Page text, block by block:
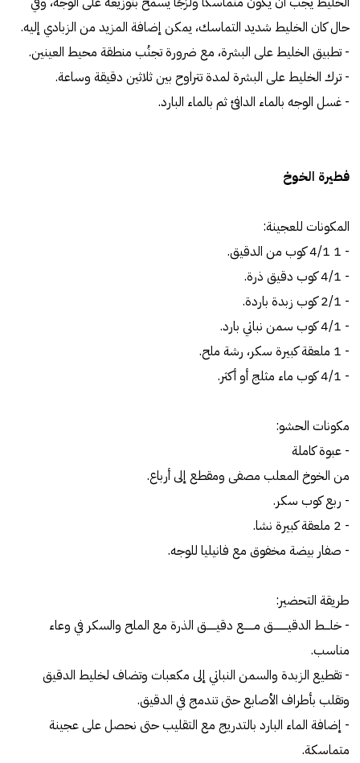
حال كان الخليط شديد التماسك، يمكن إضافة المزيد من الزبادي إليه.
- تطبيق الخليط على البشرة، مع ضرورة تجنُب منطقة محيط العينين.
- ترك الخليط على البشرة لمدة تتراوح بين ثلاثين دقيقة وساعة.
- غسل الوجه بالماء الدافئ ثم بالماء البارد.
فطيرة الخوخ
المكونات للعجينة:
- 1 4/1 كوب من الدقيق.
- 4/1 كوب دقيق ذرة.
- 2/1 كوب زبدة باردة.
- 4/1 كوب سمن نباتي بارد.
- 1 ملعقة كبيرة سكر، رشة ملح.
- 4/1 كوب ماء مثلج أو أكثر.
مكونات الحشو:
- عبوة كاملة
من الخوخ المعلب مصفى ومقطع إلى أرباع.
- ربع كوب سكر.
- 2 ملعقة كبيرة نشا.
- صفار بيضة مخفوق مع فانيليا للوجه.
طريقة التحضير:
- خلـــط الدقيـــــــــق مــــــع دقيــــــق الذرة مع الملح والسكر في وعاء
مناسب.
- تقطيع الزبدة والسمن النباتي إلى مكعبات وتضاف لخليط الدقيق
وتقلب بأطراف الأصابع حتى تندمج في الدقيق.
- إضافة الماء البارد بالتدريج مع التقليب حتى نحصل على عجينة
متماسكة.